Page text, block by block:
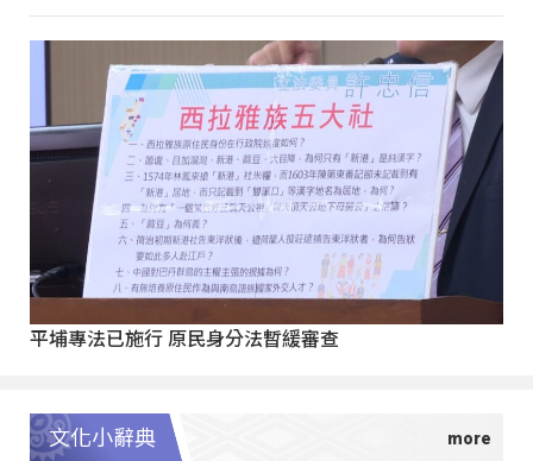
平埔專法已施行 原民身分法暫緩審查
文化小辭典